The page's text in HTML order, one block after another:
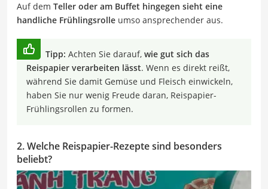
Auf dem Teller oder am Buffet hingegen sieht eine
handliche Frühlingsrolle umso ansprechender aus.
Tipp: Achten Sie darauf, wie gut sich das
Reispapier verarbeiten lässt. Wenn es direkt reißt,
während Sie damit Gemüse und Fleisch einwickeln,
haben Sie nur wenig Freude daran, Reispapier-
Frühlingsrollen zu formen.
2. Welche Reispapier-Rezepte sind besonders
beliebt?